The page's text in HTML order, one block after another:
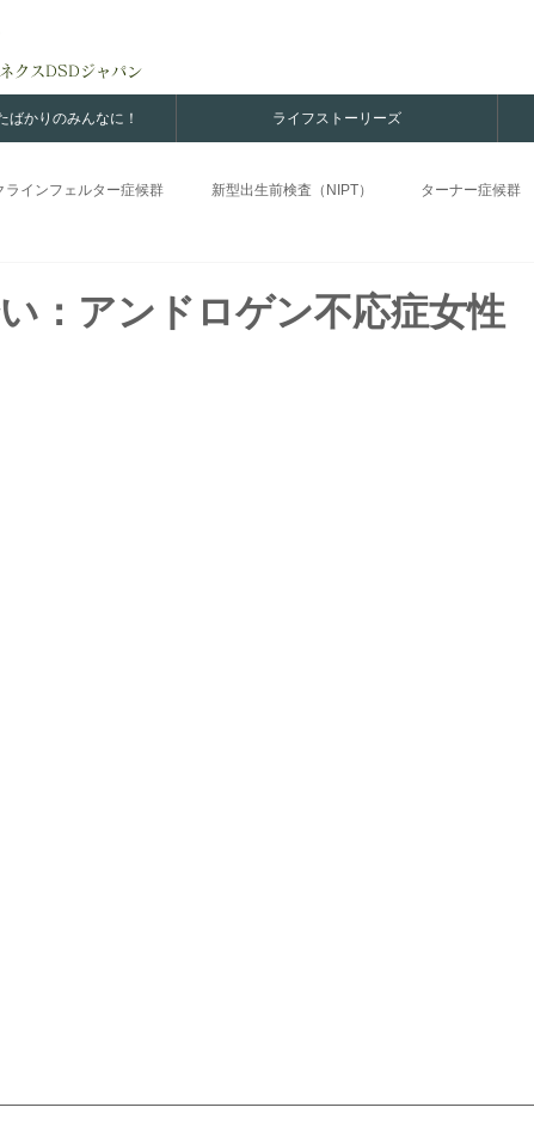
クスDSDジャパン
ばかりのみんなに！ ライフストーリーズ
ラインフェルター症候群 新型出生前検査（NIPT） ターナー症候群
：アンドロゲン不応症女性